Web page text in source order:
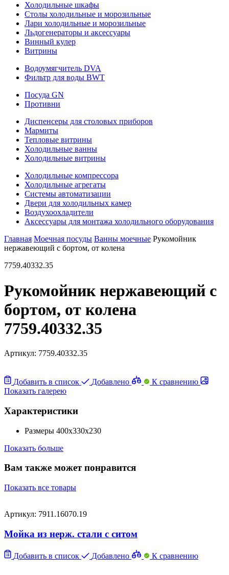
Холодильные шкафы
Столы холодильные и морозильные
Лари холодильные и морозильные
Льдогенераторы и аксессуары
Винный кулер
Витрины
Водоумягчитель DVA
Фильтр для воды BWT
Посуда GN
Противни
Диспенсеры для столовых приборов
Мармиты
Тепловые витрины
Холодильные ванны
Холодильные витрины
Холодильные компрессора
Холодильные агрегаты
Системы автоматизации
Двери для холодильных камер
Воздухоохладители
Аксессуары для монтажа холодильного оборудования
Главная Моечная посуды Ванны моечные Рукомойник
нержавеющий с бортом, от колена
7759.40332.35
Рукомойник нержавеющий с
бортом, от колена
7759.40332.35
Артикул: 7759.40332.35
Добавить в список Добавлено
К сравнению
Показать галерею
Характеристики
Размеры 400x330x230
Показать больше
Вам также может понравится
Показать все товары
Артикул: 7911.16070.19
Мойка из нерж. стали с ситом
Добавить в список Добавлено К сравнению